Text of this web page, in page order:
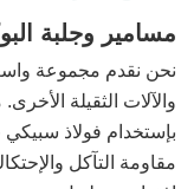
مسامير وجلبة
نحن نقدم مجموعة
والآلات الثقيلة
بإستخدام فولاذ
مقاومة التآكل